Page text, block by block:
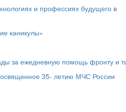
и профессиях будущего в
каникулы»
за ежедневную помощь фронту и
35- летию МЧС России